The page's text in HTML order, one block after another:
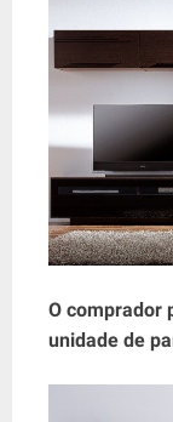
O comprador
unidade de